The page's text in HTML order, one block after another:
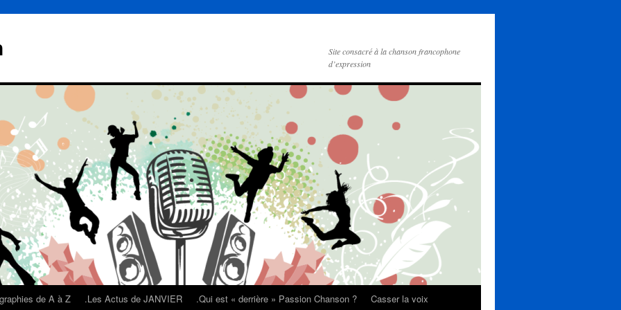
Site consacré à la chanson francophone
d’expression
de A à Z .Les Actus de JANVIER .Qui est « derrière » Passion Chanson ?
Casser la voix